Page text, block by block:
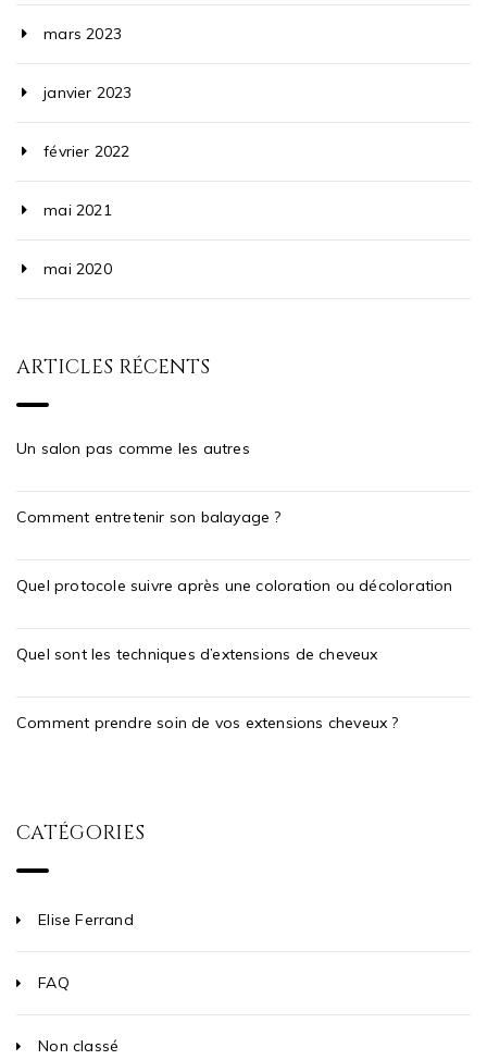
mars 2023
janvier 2023
février 2022
mai 2021
mai 2020
ARTICLES RÉCENTS
Un salon pas comme les autres
Comment entretenir son balayage ?
Quel protocole suivre après une coloration ou décoloration
Quel sont les techniques d’extensions de cheveux
Comment prendre soin de vos extensions cheveux ?
CATÉGORIES
Elise Ferrand
FAQ
Non classé